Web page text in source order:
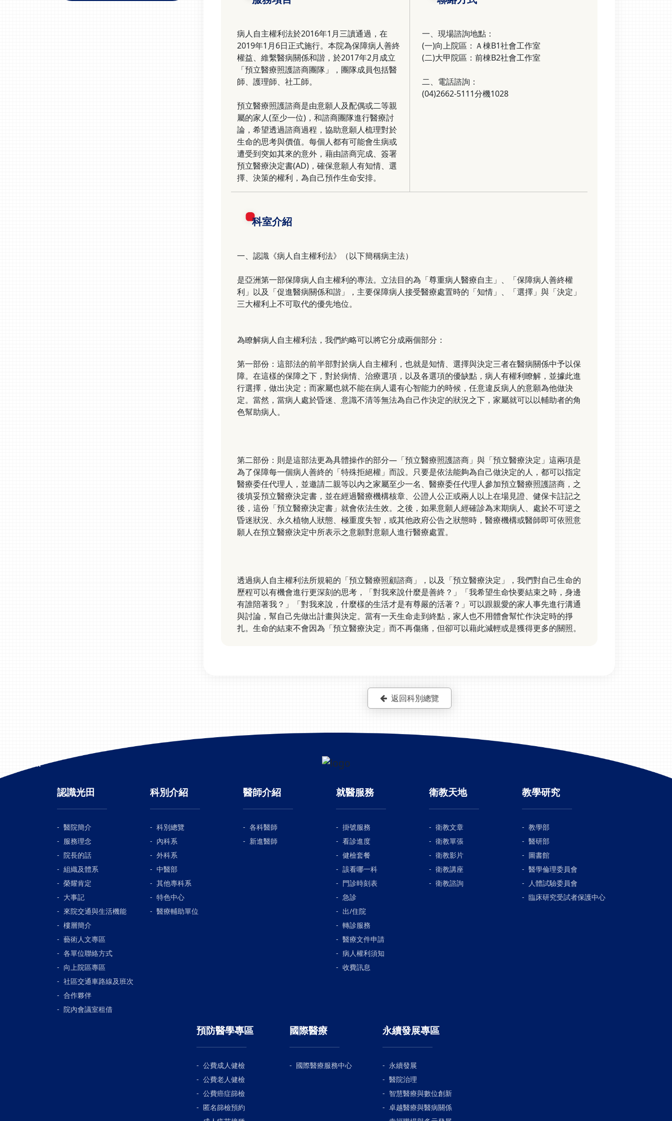
病人自主權利法於2016年1月三讀通過，在
2019年1月6日正式施行。本院為保障病人善終
權益、維繫醫病關係和諧，於2017年2月成立
「預立醫療照護諮商團隊」，團隊成員包括醫
師、護理師、社工師。
預立醫療照護諮商是由意願人及配偶或二等親
屬的家人(至少一位)，和諮商團隊進行醫療討
論，希望透過諮商過程，協助意願人梳理對於
生命的思考與價值。每個人都有可能會生病或
遭受到突如其來的意外，藉由諮商完成、簽署
預立醫療決定書(AD)，確保意願人有知情、選
擇、決策的權利，為自己預作生命安排。
一、現場諮詢地點：
(一)向上院區：Ａ棟B1社會工作室
(二)大甲院區：前棟B2社會工作室
二、電話諮詢：
(04)2662-5111分機1028
科室介紹
一、認識《病人自主權利法》（以下簡稱病主法）
是亞洲第一部保障病人自主權利的專法。立法目的為「尊重病人醫療自主」、「保障病人善終權
利」以及「促進醫病關係和諧」，主要保障病人接受醫療處置時的「知情」、「選擇」與「決定」
三大權利上不可取代的優先地位。
為瞭解病人自主權利法，我們約略可以將它分成兩個部分：
第一部份：這部法的前半部對於病人自主權利，也就是知情、選擇與決定三者在醫病關係中予以保
障。在這樣的保障之下，對於病情、治療選項，以及各選項的優缺點，病人有權利瞭解，並據此進
行選擇，做出決定；而家屬也就不能在病人還有心智能力的時候，任意違反病人的意願為他做決
定。當然，當病人處於昏迷、意識不清等無法為自己作決定的狀況之下，家屬就可以以輔助者的角
色幫助病人。
第二部份：則是這部法更為具體操作的部分—「預立醫療照護諮商」與「預立醫療決定」這兩項是
為了保障每一個病人善終的「特殊拒絕權」而設。只要是依法能夠為自己做決定的人，都可以指定
醫療委任代理人，並邀請二親等以內之家屬至少一名、醫療委任代理人參加預立醫療照護諮商，之
後填妥預立醫療決定書，並在經過醫療機構核章、公證人公正或兩人以上在場見證、健保卡註記之
後，這份「預立醫療決定書」就會依法生效。之後，如果意願人經確診為末期病人、處於不可逆之
昏迷狀況、永久植物人狀態、極重度失智，或其他政府公告之狀態時，醫療機構或醫師即可依照意
願人在預立醫療決定中所表示之意願對意願人進行醫療處置。
透過病人自主權利法所規範的「預立醫療照顧諮商」，以及「預立醫療決定」，我們對自己生命的
歷程可以有機會進行更深刻的思考，「對我來說什麼是善終？」「我希望生命快要結束之時，身邊
有誰陪著我？」「對我來說，什麼樣的生活才是有尊嚴的活著？」可以跟親愛的家人事先進行溝通
與討論，幫自己先做出計畫與決定。當有一天生命走到終點，家人也不用體會幫忙作決定時的掙
扎。生命的結束不會因為「預立醫療決定」而不再傷痛，但卻可以藉此減輕或是獲得更多的關照。
返回科別總覽
:::
認識光田
醫院簡介
服務理念
院長的話
組織及體系
榮耀肯定
大事記
來院交通與生活機能
樓層簡介
藝術人文專區
各單位聯絡方式
向上院區專區
社區交通車路線及班次
合作夥伴
院內會議室租借
科別介紹
科別總覽
內科系
外科系
中醫部
其他專科系
特色中心
醫療輔助單位
醫師介紹
各科醫師
新進醫師
就醫服務
掛號服務
看診進度
健檢套餐
該看哪一科
門診時刻表
急診
出/住院
轉診服務
醫療文件申請
病人權利須知
收費訊息
衛教天地
衛教文章
衛教單張
衛教影片
衛教講座
衛教諮詢
教學研究
教學部
醫研部
圖書館
醫學倫理委員會
人體試驗委員會
臨床研究受試者保護中心
預防醫學專區
公費成人健檢
公費老人健檢
公費癌症篩檢
匿名篩檢預約
國際醫療
國際醫療服務中心
永續發展專區
永續發展
醫院治理
智慧醫療與數位創新
卓越醫療與醫病關係